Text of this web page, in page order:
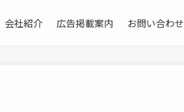
会社紹介 広告掲載案内 お問い合わせ